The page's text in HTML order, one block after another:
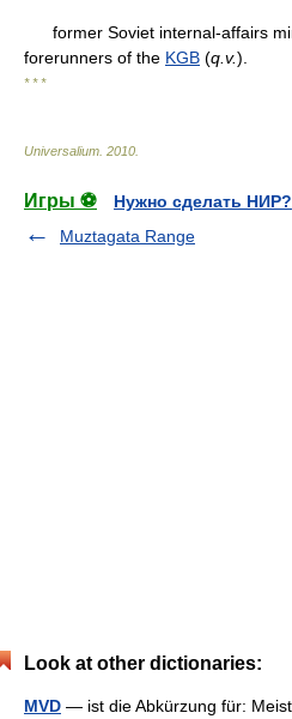
former Soviet internal-affairs
forerunners of the KGB (q.v.).
* * *
Universalium 2010
Игры ⚽
Нужно сделать НИР?
Muztagata Range
Look at other dictionaries:
MVD — ist die Abkürzung für: